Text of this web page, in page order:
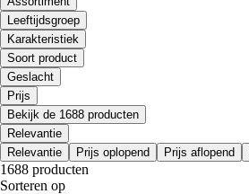
Leeftijdsgroep
Karakteristiek
Soort product
Geslacht
Prijs
Bekijk de 1688 producten
Relevantie
Relevantie
Prijs oplopend Prijs aflopend
1688 producten
Sorteren op